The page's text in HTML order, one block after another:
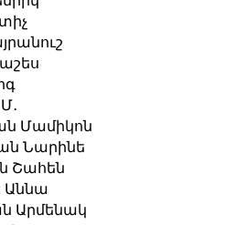
Մամիկոն
Նարինե
Շահեն
Աննա
Արմենակ